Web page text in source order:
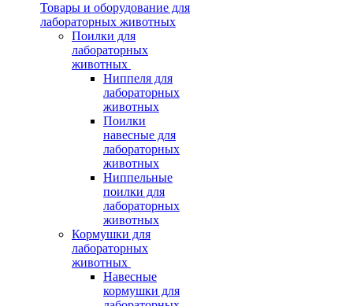
Товары и оборудование для
лабораторных животных
Поилки для
лабораторных
животных
Ниппеля для
лабораторных
животных
Поилки
навесные для
лабораторных
животных
Ниппельные
поилки для
лабораторных
животных
Кормушки для
лабораторных
животных
Навесные
кормушки для